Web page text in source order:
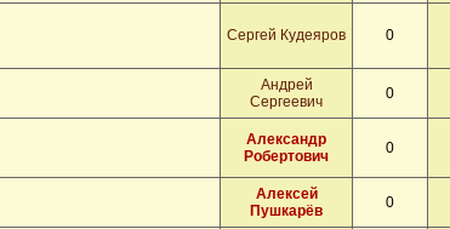
Сергей Кудеяров 0
Андрей
Сергеевич
0
Александр
Робертович
0
Алексей
Пушкарёв
0